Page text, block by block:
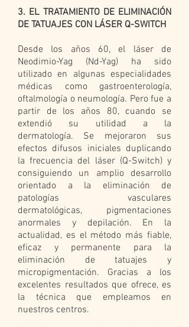
3. EL TRATAMIENTO DE ELIMINACIÓN
DE TATUAJES CON LÁSER Q-SWITCH
Desde los años 60, el láser de
Neodimio-Yag (Nd-Yag) ha sido
utilizado en algunas especialidades
médicas como gastroenterología,
oftalmología o neumología. Pero fue a
partir de los años 80, cuando se
extendió su utilidad a la
dermatología. Se mejoraron sus
efectos difusos iniciales duplicando
la frecuencia del láser (Q-Switch) y
consiguiendo un amplio desarrollo
orientado a la eliminación de
patologías vasculares
dermatológicas, pigmentaciones
anormales y depilación. En la
actualidad, es el método más fiable,
eficaz y permanente para la
eliminación de tatuajes y
micropigmentación. Gracias a los
excelentes resultados que ofrece, es
la técnica que empleamos en
nuestros centros.